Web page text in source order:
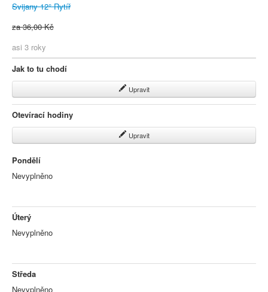
Svijany 12° Rytíř
za 36,00 Kč
asi 3 roky
Jak to tu chodí
Upravit
Otevírací hodiny
Upravit
Pondělí
Nevyplněno
Úterý
Nevyplněno
Středa
Nevyplněno